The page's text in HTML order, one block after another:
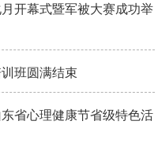
开幕式暨军被大赛成功举
班圆满结束
省心理健康节省级特色活